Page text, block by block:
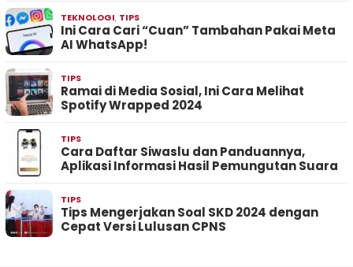
TEKNOLOGI, TIPS
Ini Cara Cari “Cuan” Tambahan Pakai Meta
AI WhatsApp!
TIPS
Ramai di Media Sosial, Ini Cara Melihat
Spotify Wrapped 2024
TIPS
Cara Daftar Siwaslu dan Panduannya,
Aplikasi Informasi Hasil Pemungutan Suara
TIPS
Tips Mengerjakan Soal SKD 2024 dengan
Cepat Versi Lulusan CPNS